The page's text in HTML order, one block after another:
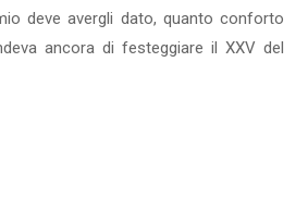
deve avergli da­to, quanto conforto
ancora di festeggiare il XXV del